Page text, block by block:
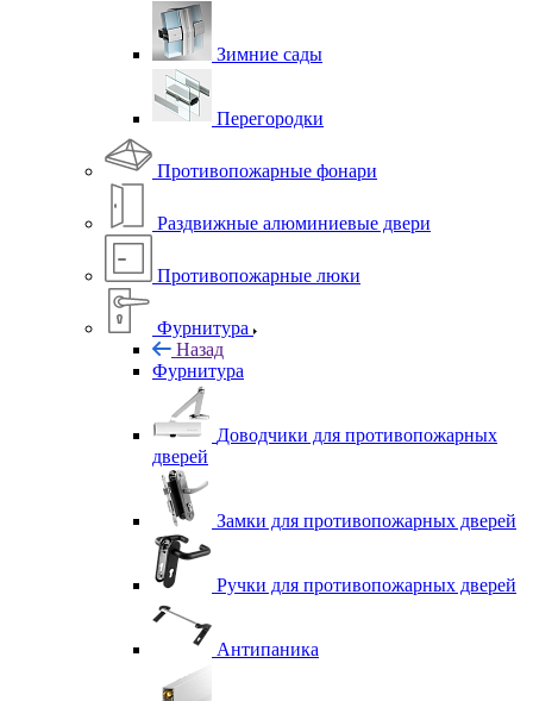
Зимние сады
Перегородки
Противопожарные фонари
Раздвижные алюминиевые двери
Противопожарные люки
Фурнитура
Назад
Фурнитура
Доводчики для противопожарных
дверей
Замки для противопожарных дверей
Ручки для противопожарных дверей
Антипаника